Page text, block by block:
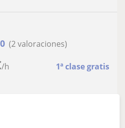
/h 1ª clase gratis
(2 valoraciones)